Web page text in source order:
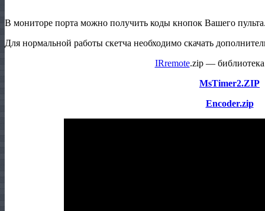
В мониторе порта можно получить коды кнопок Вашего
Для нормальной работы скетча необходимо скачать
IRremote.zip — библиотека
MsTimer2.ZIP
Encoder.zip